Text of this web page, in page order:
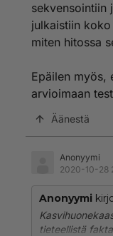
sekvensointiin
julkaistiin
miten hitossa
Epäilen myös,
arvioimaan
Äänestä
Anonyymi
2020-10-28
Anonyymi
tieteellistä